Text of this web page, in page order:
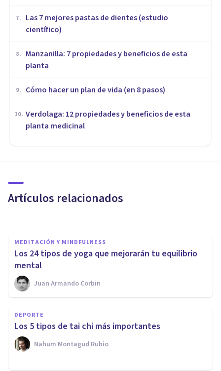
7.
Las 7 mejores pastas de dientes (estudio
científico)
8.
Manzanilla: 7 propiedades y beneficios de esta
planta
9. Cómo hacer un plan de vida (en 8 pasos)
10. Verdolaga: 12 propiedades y beneficios de esta
planta medicinal
Artículos relacionados
con el dolor de espalda
MEDITACIÓN Y MINDFULNESS
Los 24 tipos de yoga que mejorarán tu equilibrio
mental
Juan Armando Corbin
DEPORTE
Los 5 tipos de tai chi más importantes
Nahum Montagud Rubio
​Los 9 estilos de vida de las
personas felices